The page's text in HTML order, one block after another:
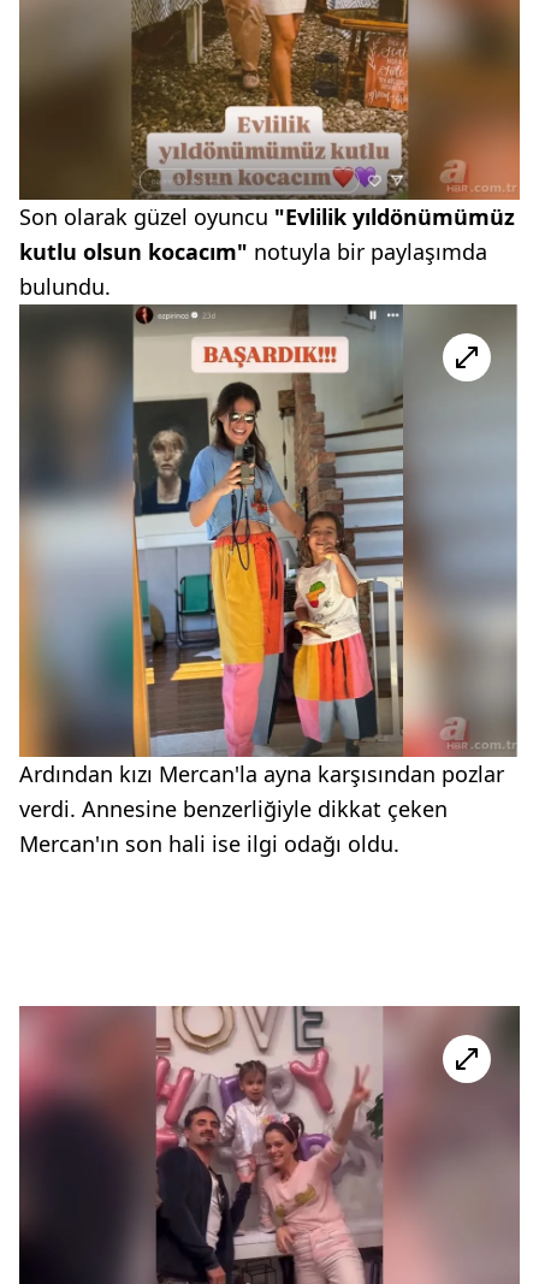
Son olarak güzel oyuncu "Evlilik yıldönümümüz
kutlu olsun kocacım" notuyla bir paylaşımda
bulundu.
Ardından kızı Mercan'la ayna karşısından pozlar
verdi. Annesine benzerliğiyle dikkat çeken
Mercan'ın son hali ise ilgi odağı oldu.